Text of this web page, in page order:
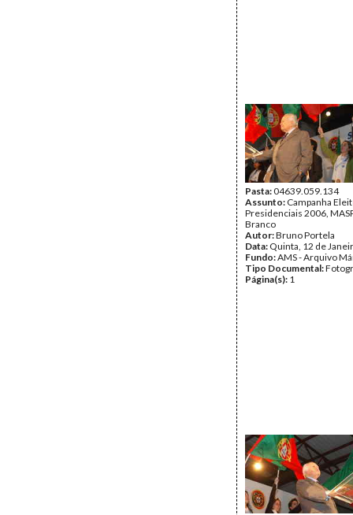
Pasta:04639.059.134
Assunto: Campanha
Presidenciais 2006,
Branco
Autor:Bruno Portela
Data: Quinta, 12 de
Fundo:AMS - Arquivo
Tipo Documental:
Página(s): 1